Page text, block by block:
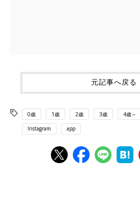
元記事へ戻る
0歳 1歳 2歳 3歳 4歳～
Instagram app